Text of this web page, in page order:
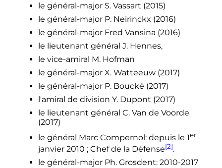
le général-major S. Vassart (2015)
le général-major P. Neirinckx (2016)
le général-major Fred Vansina (2016)
le lieutenant général J. Hennes,
le vice-amiral M. Hofman
le général-major X. Watteeuw (2017)
le général-major P. Boucké (2017)
l'amiral de division Y. Dupont (2017)
le lieutenant général C. Van de Voorde
(2017)
le général Marc Compernol: depuis le 1er
janvier 2010 ; Chef de la Défense[2].
le général-major Ph. Grosdent: 2010-2017